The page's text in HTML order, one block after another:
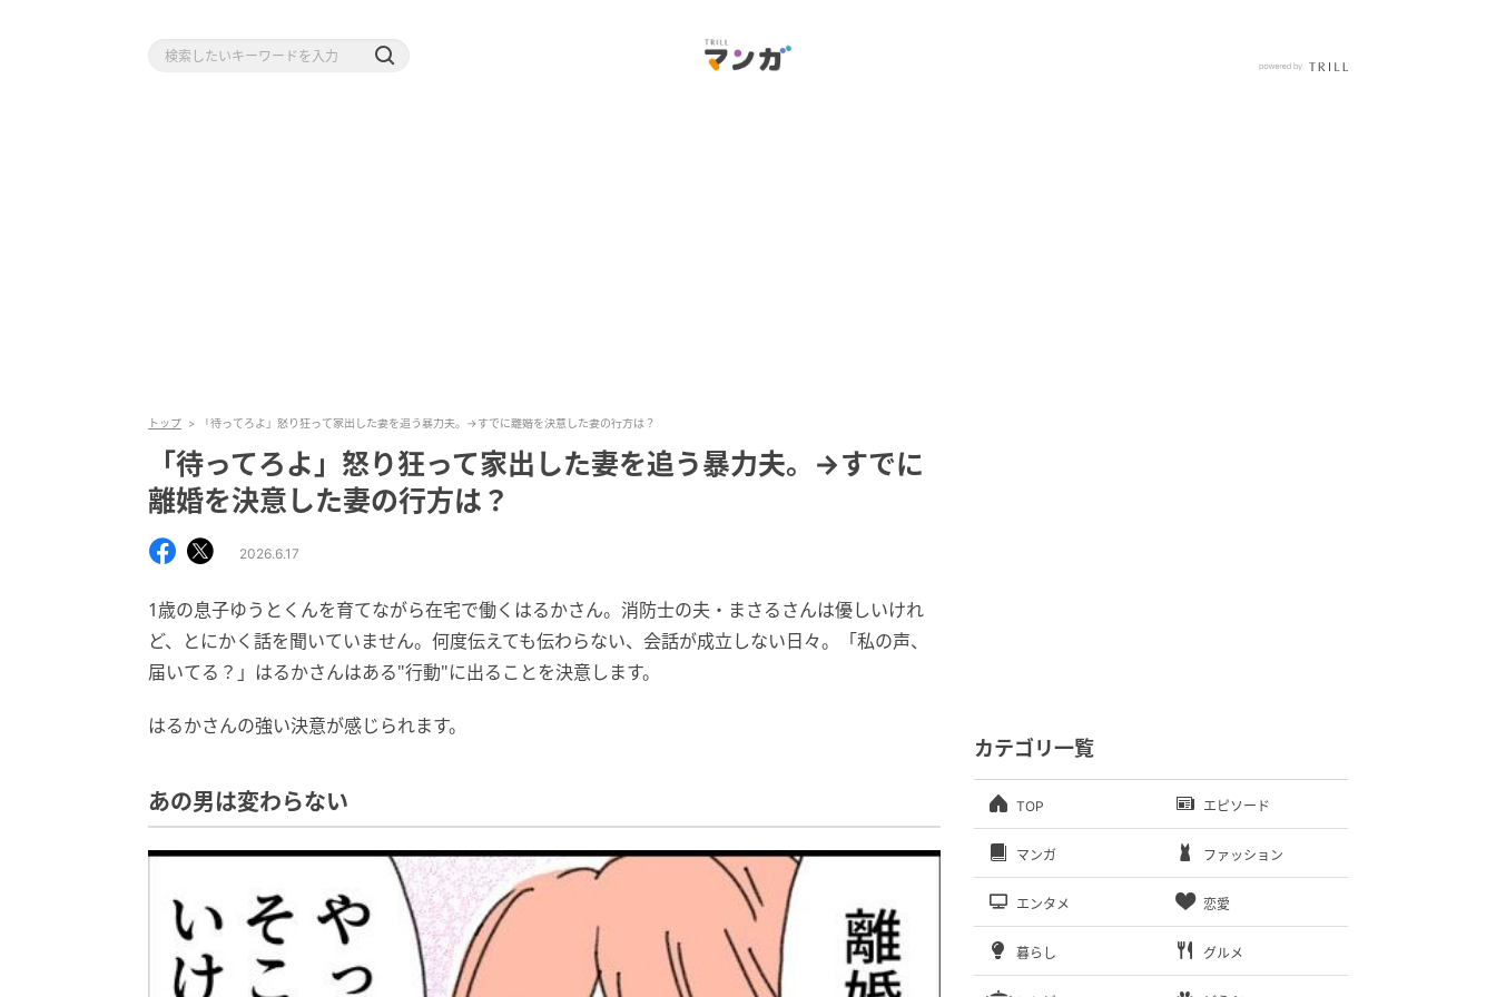
トップ 「待ってろよ」怒り狂って家出した妻を追う暴力夫。→すでに離婚を決意した妻の行方は？
「待ってろよ」怒り狂って家出した妻を追う暴力夫。→すでに
離婚を決意した妻の行方は？
2026.6.17
1歳の息子ゆうとくんを育てながら在宅で働くはるかさん。消防士の夫・まさるさんは優しいけれ
ど、とにかく話を聞いていません。何度伝えても伝わらない、会話が成立しない日々。「私の声、
届いてる？」はるかさんはある"行動"に出ることを決意します。
はるかさんの強い決意が感じられます。
あの男は変わらない
カテゴリ一覧
TOP エピソード
マンガ ファッション
エンタメ 恋愛
暮らし グルメ